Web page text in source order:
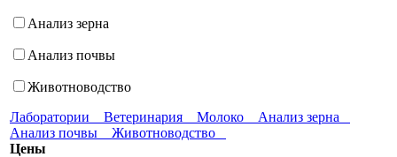
Анализ зерна
Анализ почвы
Животноводство
Лаборатории
Ветеринария Молоко
Анализ зерна
Анализ почвы
Животноводство
Цены